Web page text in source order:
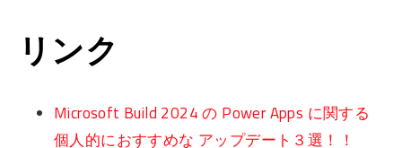
リンク
Microsoft Build 2024 の Power Apps に関する
個人的におすすめな アップデート３選！！